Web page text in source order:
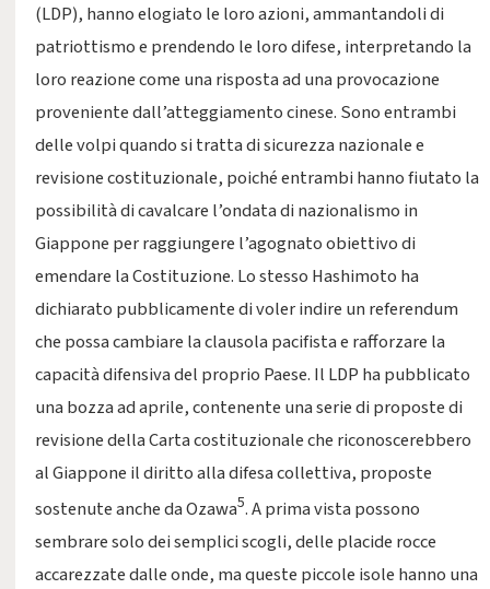
(LDP), hanno elogiato le loro azioni, ammantandoli di
patriottismo e prendendo le loro difese, interpretando la
loro reazione come una risposta ad una provocazione
proveniente dall’atteggiamento cinese. Sono entrambi
delle volpi quando si tratta di sicurezza nazionale e
revisione costituzionale, poiché entrambi hanno fiutato la
possibilità di cavalcare l’ondata di nazionalismo in
Giappone per raggiungere l’agognato obiettivo di
emendare la Costituzione. Lo stesso Hashimoto ha
dichiarato pubblicamente di voler indire un referendum
che possa cambiare la clausola pacifista e rafforzare la
capacità difensiva del proprio Paese. Il LDP ha pubblicato
una bozza ad aprile, contenente una serie di proposte di
revisione della Carta costituzionale che riconoscerebbero
al Giappone il diritto alla difesa collettiva, proposte
sostenute anche da Ozawa5. A prima vista possono
sembrare solo dei semplici scogli, delle placide rocce
accarezzate dalle onde, ma queste piccole isole hanno una